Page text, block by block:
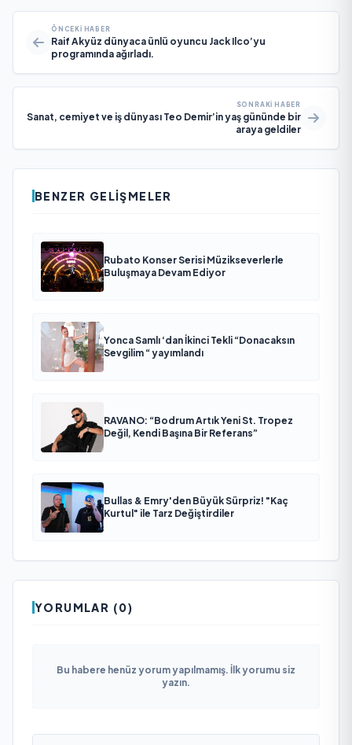
ÖNCEKI HABER
Raif Akyüz dünyaca ünlü oyuncu Jack Ilco’yu
programında ağırladı.
SONRAKI HABER
Sanat, cemiyet ve iş dünyası Teo Demir’in yaş gününde bir
araya geldiler
BENZER GELIŞMELER
Rubato Konser Serisi Müzikseverlerle
Buluşmaya Devam Ediyor
Yonca Samlı ‘dan İkinci Tekli “Donacaksın
Sevgilim “ yayımlandı
RAVANO: “Bodrum Artık Yeni St. Tropez
Değil, Kendi Başına Bir Referans”
Bullas & Emry'den Büyük Sürpriz! "Kaç
Kurtul" ile Tarz Değiştirdiler
YORUMLAR (0)
Bu habere henüz yorum yapılmamış. İlk yorumu siz
yazın.